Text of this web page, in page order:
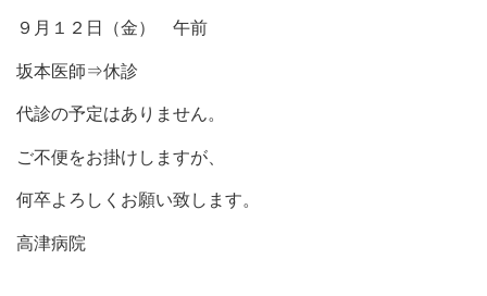
９月１２日（金） 午前
坂本医師⇒休診
代診の予定はありません。
ご不便をお掛けしますが、
何卒よろしくお願い致します。
高津病院